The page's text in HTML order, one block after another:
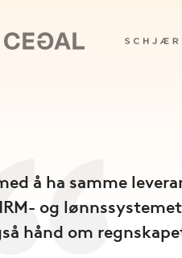
å ha samme
og
hånd om